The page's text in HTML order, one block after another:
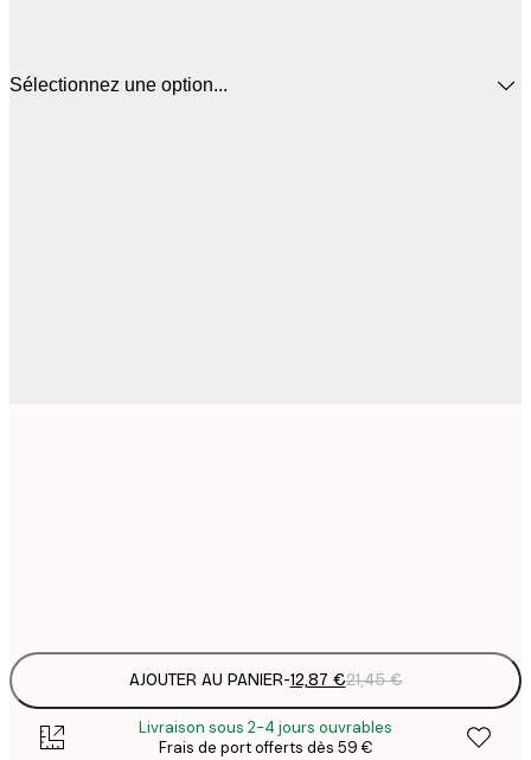
Sélectionnez une option...
AJOUTER AU PANIER-12,87 €21,45 €
Livraison sous 2-4 jours ouvrables
Frais de port offerts dès 59 €